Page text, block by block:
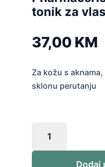
tonik za
37,00 KM
Za kožu s
sklonu perutanju
Octopirox
DS
Dodaj